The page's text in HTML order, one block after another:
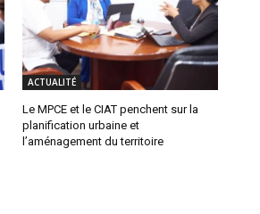
ACTUALITÉ
Le MPCE et le CIAT penchent sur la
planification urbaine et
l’aménagement du territoire